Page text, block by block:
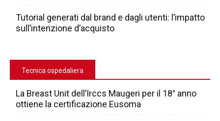
Tutorial generati dal brand e dagli utenti: l’impatto
sull’intenzione d’acquisto
Tecnica ospedaliera
La Breast Unit dell’Irccs Maugeri per il 18° anno
ottiene la certificazione Eusoma